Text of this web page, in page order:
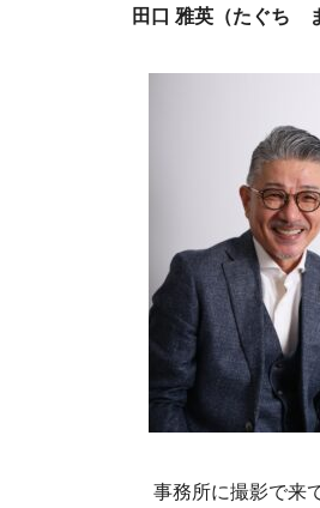
田口 雅英（たぐち
事務所に撮影で来